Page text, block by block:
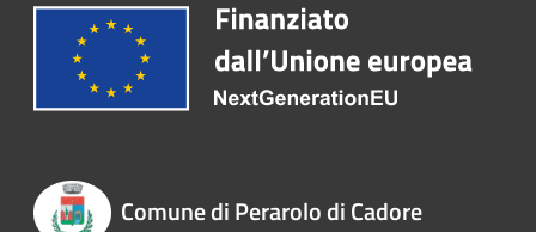
Comune di Perarolo di Cadore